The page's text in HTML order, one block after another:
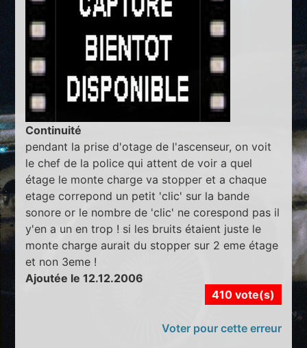
Continuité
pendant la prise d'otage de l'ascenseur, on voit
le chef de la police qui attent de voir a quel
étage le monte charge va stopper et a chaque
etage correpond un petit 'clic' sur la bande
sonore or le nombre de 'clic' ne corespond pas il
y'en a un en trop ! si les bruits étaient juste le
monte charge aurait du stopper sur 2 eme étage
et non 3eme !
Ajoutée le 12.12.2006
410 vote(s)
Voter pour cette erreur